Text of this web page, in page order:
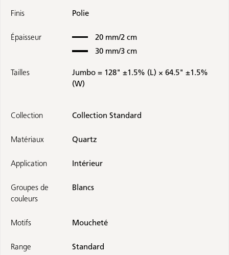
Finis Polie
Épaisseur
20 mm/2 cm
30 mm/3 cm
Tailles
Jumbo = 128" ±1.5% (L) × 64.5" ±1.5%
(W)
Collection Collection Standard
Matériaux Quartz
Application Intérieur
Groupes de
couleurs
Blancs
Motifs Moucheté
Range Standard